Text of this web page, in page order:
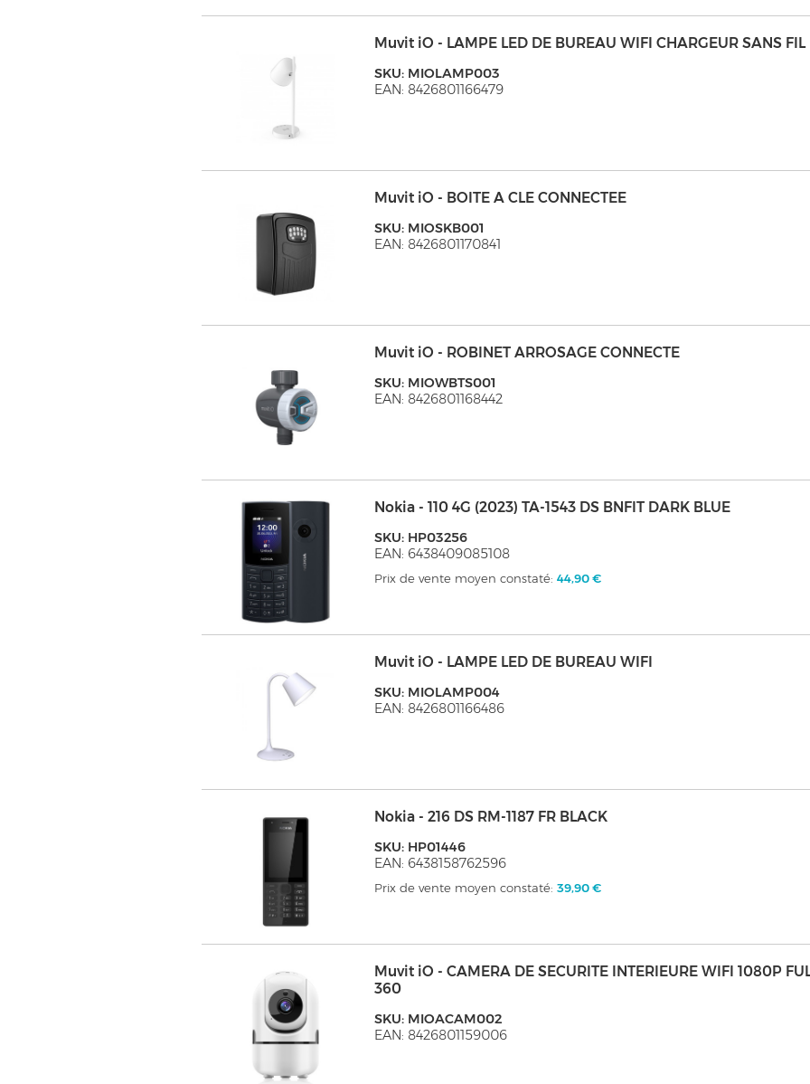
Muvit iO - LAMPE LED DE BUREAU WIFI CHARGEUR SANS FIL
SKU: MIOLAMP003
EAN: 8426801166479
Muvit iO - BOITE A CLE CONNECTEE
SKU: MIOSKB001
EAN: 8426801170841
Muvit iO - ROBINET ARROSAGE CONNECTE
SKU: MIOWBTS001
EAN: 8426801168442
Nokia - 110 4G (2023) TA-1543 DS BNFIT DARK BLUE
SKU: HP03256
EAN: 6438409085108
Prix de vente moyen constaté:44,90 €
Muvit iO - LAMPE LED DE BUREAU WIFI
SKU: MIOLAMP004
EAN: 8426801166486
Nokia - 216 DS RM-1187 FR BLACK
SKU: HP01446
EAN: 6438158762596
Prix de vente moyen constaté:39,90 €
Muvit iO - CAMERA DE SECURITE INTERIEURE WIFI 1080P
360
SKU: MIOACAM002
EAN: 8426801159006